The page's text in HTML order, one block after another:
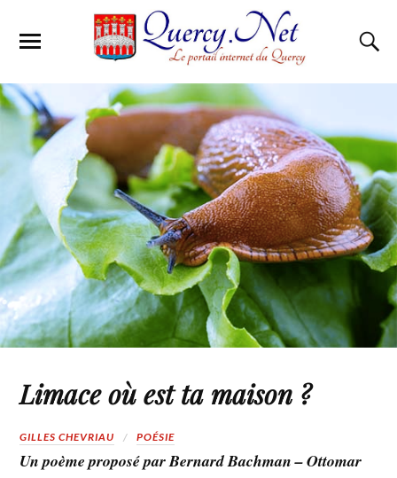
Limace où est ta maison ?
GILLES CHEVRIAU POÉSIE
Un poème proposé par Bernard Bachman – Ottomar